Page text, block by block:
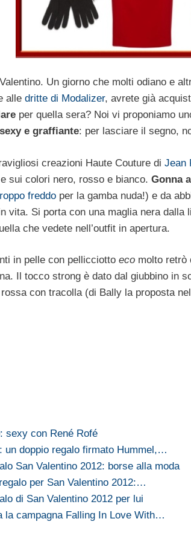
Un giorno che molti odiano e
alle dritte di Modalizer, avrete già
per quella sera? Noi vi proponiamo
e graffiante: per lasciare il segno,
creazioni Haute Couture di Jean
sui colori nero, rosso e bianco. Gonna
freddo per la gamba nuda!) e da
vita. Si porta con una maglia nera
che vedete nell’outfit in apertura.
in pelle con pellicciotto eco molto retrò
Il tocco strong è dato dal giubbino in
con tracolla (di Bally la proposta
sexy con René Rofé
un doppio regalo firmato Hummel,…
San Valentino 2012: borse alla moda
per San Valentino 2012:…
di San Valentino 2012 per lui
la campagna Falling In Love With…